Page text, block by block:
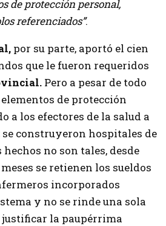
de protección personal,
referenciados”.
por su parte, aportó el cien
que le fueron requeridos
Pero a pesar de todo
de protección
a los efectores de la salud a
construyeron hospitales de
no son tales, desde
se retienen los sueldos
incorporados
y no se rinde una sola
la paupérrima